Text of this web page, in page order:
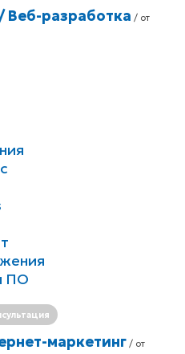
Веб-разработка / от
ПО
маркетинг/ от